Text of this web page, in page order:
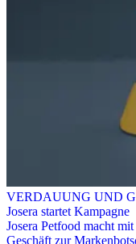
VERDAUUNG UND
Josera startet Kampagne
Josera Petfood macht
Geschäft zur